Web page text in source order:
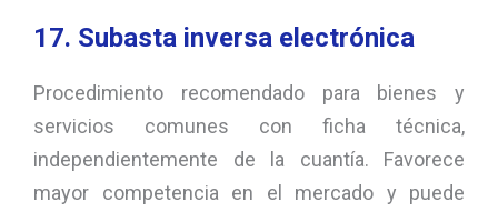
17. Subasta inversa electrónica
Procedimiento recomendado para bienes y
servicios comunes con ficha técnica,
independientemente de la cuantía. Favorece
mayor competencia en el mercado y puede